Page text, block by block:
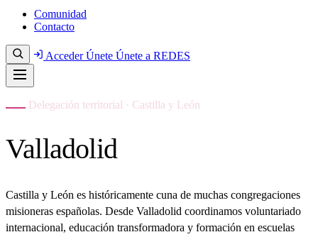
Comunidad
Contacto
AccederÚnete Únete a REDES
Delegación territorial · Castilla y León
Valladolid
Castilla y León es históricamente cuna de muchas congregaciones
misioneras españolas. Desde Valladolid coordinamos voluntariado
internacional, educación transformadora y formación en escuelas